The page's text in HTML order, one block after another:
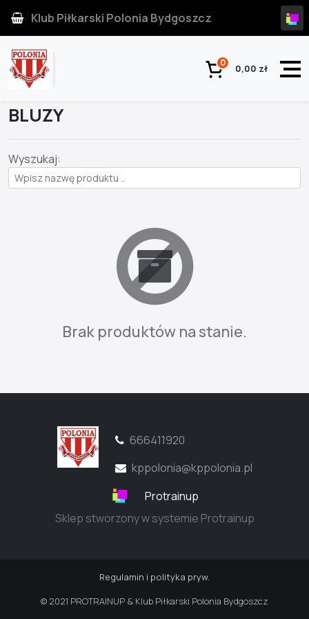
Klub Piłkarski Polonia Bydgoszcz
0 0,00 zł
Strona główna
BLUZY
Wyszukaj:
Brak produktów na stanie.
666411920
kppolonia@kppolonia.pl
Protrainup
Sklep stworzony w systemie Protrainup
© 2021 PROTRAINUP & Klub Piłkarski Polonia Bydgoszcz
Regulamin i polityka pryw.